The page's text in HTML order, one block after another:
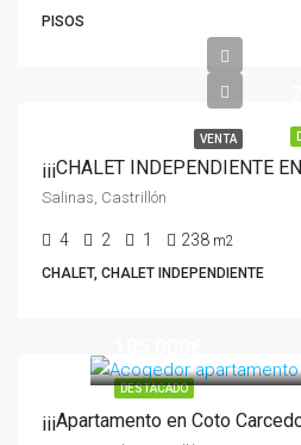
PISOS
VENTA
¡¡¡CHALET INDEPENDIENTE
Salinas, Castrillón
4 2 1 238 m2
CHALET, CHALET INDEPENDIENTE
DESTACADO
¡¡¡Apartamento en Coto